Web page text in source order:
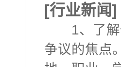
[行业新闻]
1、了解
争议的焦点